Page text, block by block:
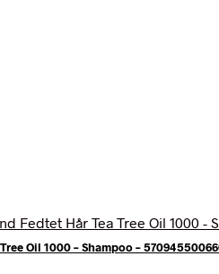
Oil 1000 – Shampoo –